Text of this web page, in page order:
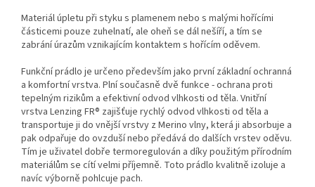
Materiál úpletu při styku s plamenem nebo s malými hořícími
částicemi pouze zuhelnatí, ale oheň se dál nešíří, a tím se
zabrání úrazům vznikajícím kontaktem s hořícím oděvem.
Funkční prádlo je určeno především jako první základní ochranná
a komfortní vrstva. Plní současně dvě funkce - ochrana proti
tepelným rizikům a efektivní odvod vlhkosti od těla. Vnitřní
vrstva Lenzing FR® zajišťuje rychlý odvod vlhkosti od těla a
transportuje ji do vnější vrstvy z Merino vlny, která ji absorbuje a
pak odpařuje do ovzduší nebo předává do dalších vrstev oděvu.
Tím je uživatel dobře termoregulován a díky použitým přírodním
materiálům se cítí velmi příjemně. Toto prádlo kvalitně izoluje a
navíc výborně pohlcuje pach.